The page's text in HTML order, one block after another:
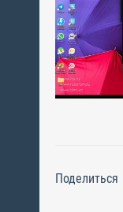
Поделиться